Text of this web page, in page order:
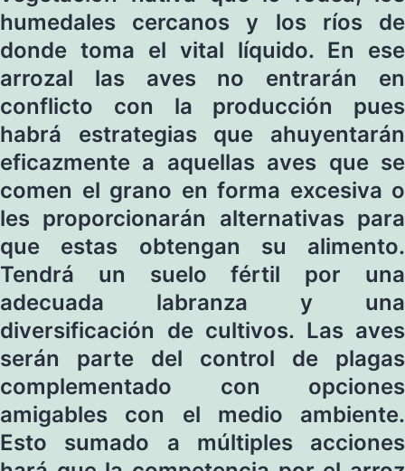
humedales cercanos y los ríos de
donde toma el vital líquido. En ese
arrozal las aves no entrarán en
conflicto con la producción pues
habrá estrategias que ahuyentarán
eficazmente a aquellas aves que se
comen el grano en forma excesiva o
les proporcionarán alternativas para
que estas obtengan su alimento.
Tendrá un suelo fértil por una
adecuada labranza y una
diversificación de cultivos. Las aves
serán parte del control de plagas
complementado con opciones
amigables con el medio ambiente.
Esto sumado a múltiples acciones